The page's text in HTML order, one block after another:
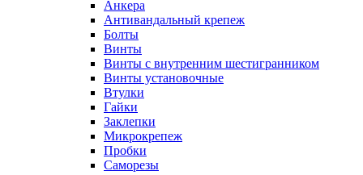
Анкера
Антивандальный крепеж
Болты
Винты
Винты с внутренним шестигранником
Винты установочные
Втулки
Гайки
Заклепки
Микрокрепеж
Пробки
Саморезы